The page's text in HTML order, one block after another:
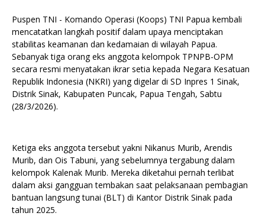
Puspen TNI - Komando Operasi (Koops) TNI Papua kembali
mencatatkan langkah positif dalam upaya menciptakan
stabilitas keamanan dan kedamaian di wilayah Papua.
Sebanyak tiga orang eks anggota kelompok TPNPB-OPM
secara resmi menyatakan ikrar setia kepada Negara Kesatuan
Republik Indonesia (NKRI) yang digelar di SD Inpres 1 Sinak,
Distrik Sinak, Kabupaten Puncak, Papua Tengah, Sabtu
(28/3/2026).
Ketiga eks anggota tersebut yakni Nikanus Murib, Arendis
Murib, dan Ois Tabuni, yang sebelumnya tergabung dalam
kelompok Kalenak Murib. Mereka diketahui pernah terlibat
dalam aksi gangguan tembakan saat pelaksanaan pembagian
bantuan langsung tunai (BLT) di Kantor Distrik Sinak pada
tahun 2025.